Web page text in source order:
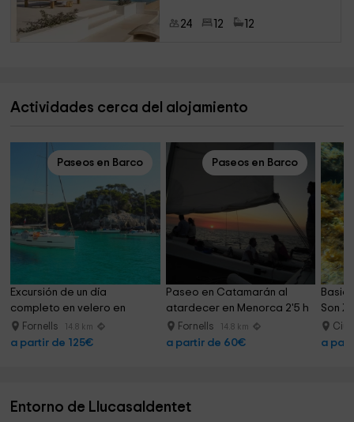
24 12 12
Actividades cerca del alojamiento
Paseos en Barco
Excursión de un día
completo en velero en
Menorca
Fornells 14.8 km
a partir de 125€
Paseos en Barco
Paseo en Catamarán al
atardecer en Menorca 2'5 h
Fornells 14.8 km
a partir de 60€
Basic
Son
a
Entorno de Llucasaldentet